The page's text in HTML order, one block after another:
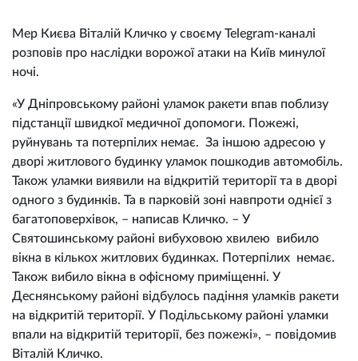
Мер Києва Віталій Кличко у своєму Telegram-каналі
розповів про наслідки ворожої атаки на Київ минулої
ночі.
«У Дніпровському районі уламок ракети впав поблизу
підстанції швидкої медичної допомоги. Пожежі,
руйнувань та потерпілих немає. За іншою адресою у
дворі житлового будинку уламок пошкодив автомобіль.
Також уламки виявили на відкритій території та в дворі
одного з будинків. Та в парковій зоні навпроти однієї з
багатоповерхівок, – написав Кличко. – У
Святошинському районі вибуховою хвилею вибило
вікна в кількох житлових будинках. Потерпілих немає.
Також вибило вікна в офісному приміщенні. У
Деснянському районі відбулось падіння уламків ракети
на відкритій території. У Подільському районі уламки
впали на відкритій території, без пожежі», – повідомив
Віталій Кличко.